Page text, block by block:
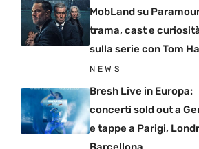
MobLand su
trama, cast e
sulla serie con Tom
NEWS
Bresh Live in Europa:
concerti sold out a
e tappe a Parigi,